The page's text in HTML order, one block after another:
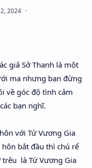
giả Sở Thanh là một
ma nhưng bạn đừng
về góc độ tình cảm
bạn nghĩ.
với Tứ Vương Gia
bắt đầu thì chú rể
trêu là Tứ Vương Gia